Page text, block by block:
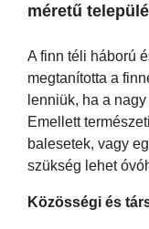
méretű
A finn téli háború
megtanította a
lenniük, ha a
Emellett
balesetek, vagy
szükség lehet
Közösségi és